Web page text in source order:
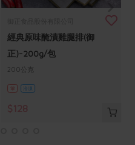
烘焙
個人清潔
支持本土農糧
能源議題
減塑減廢
食農教育
經典原味醃漬雞腿排(御
正)-200g/包
200公克
冷凍
$128